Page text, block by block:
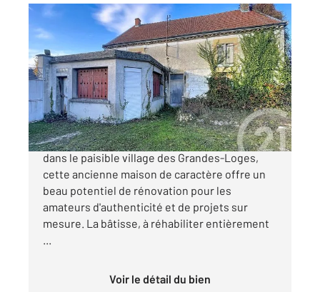
LES GRANDES LOGES 51
190,90 m
, 4 pièces
Ref : 7993
Maison à vendre
131 000 €
Maison de corps de ferme à rénover Située
dans le paisible village des Grandes-Loges,
cette ancienne maison de caractère offre un
beau potentiel de rénovation pour les
amateurs d'authenticité et de projets sur
mesure. La bâtisse, à réhabiliter entièrement
...
Voir le détail du bien